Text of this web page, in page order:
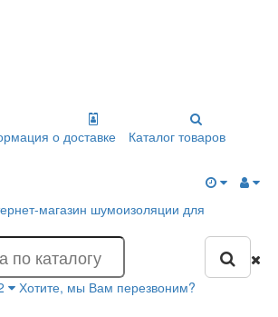
о доставке
Каталог товаров
Хотите, мы Вам перезвоним?